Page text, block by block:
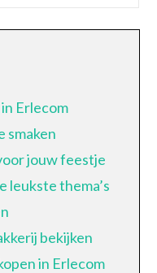
Erlecom
smaken
jouw feestje
leukste thema’s
bekijken
in Erlecom